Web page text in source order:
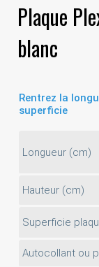
Plaque
blanc
Rentrez la
superficie
Longueur (cm)
Hauteur (cm)
Superficie
Autocollant ou